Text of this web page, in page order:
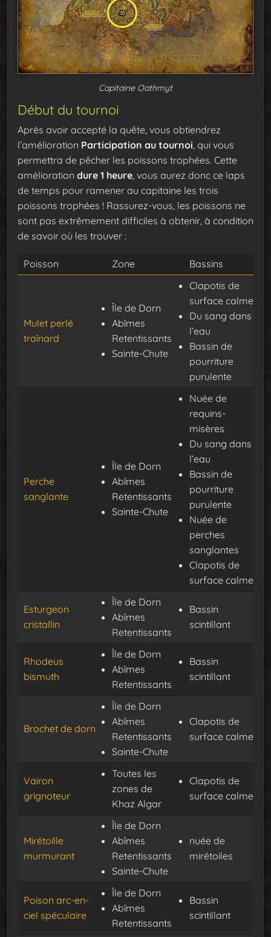
Capitaine Oathmyt
Début du tournoi
Après avoir accepté la quête, vous obtiendrez
l’amélioration Participation au tournoi, qui vous
permettra de pêcher les poissons trophées. Cette
amélioration dure 1 heure, vous aurez donc ce laps
de temps pour ramener au capitaine les trois
poissons trophées ! Rassurez-vous, les poissons ne
sont pas extrêmement difficiles à obtenir, à condition
de savoir où les trouver :
Poisson Zone Bassins
Mulet perlé
traînard
Île de Dorn
Abîmes
Retentissants
Sainte-Chute
Clapotis de
surface calme
Du sang dans
l’eau
Bassin de
pourriture
purulente
Perche
sanglante
Île de Dorn
Abîmes
Retentissants
Sainte-Chute
Nuée de
requins-
misères
Du sang dans
l’eau
Bassin de
pourriture
purulente
Nuée de
perches
sanglantes
Clapotis de
surface calme
Esturgeon
cristallin
Île de Dorn
Abîmes
Retentissants
Bassin
scintillant
Rhodeus
bismuth
Île de Dorn
Abîmes
Retentissants
Bassin
scintillant
Brochet de dorn
Île de Dorn
Abîmes
Retentissants
Sainte-Chute
Clapotis de
surface calme
Vairon
grignoteur
Toutes les
zones de
Khaz Algar
Clapotis de
surface calme
Mirétoille
murmurant
Île de Dorn
Abîmes
Retentissants
Sainte-Chute
nuée de
mirétoiles
Poison arc-en-
ciel spéculaire
Île de Dorn
Abîmes
Retentissants
Bassin
scintillant